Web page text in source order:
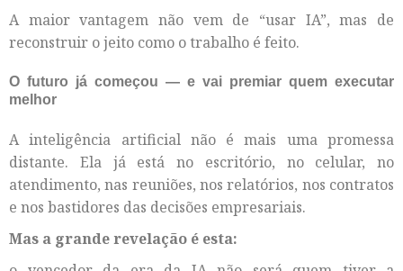
A maior vantagem não vem de “usar IA”, mas de
reconstruir o jeito como o trabalho é feito.
O futuro já começou — e vai premiar quem executar
melhor
A inteligência artificial não é mais uma promessa
distante. Ela já está no escritório, no celular, no
atendimento, nas reuniões, nos relatórios, nos contratos
e nos bastidores das decisões empresariais.
Mas a grande revelação é esta: